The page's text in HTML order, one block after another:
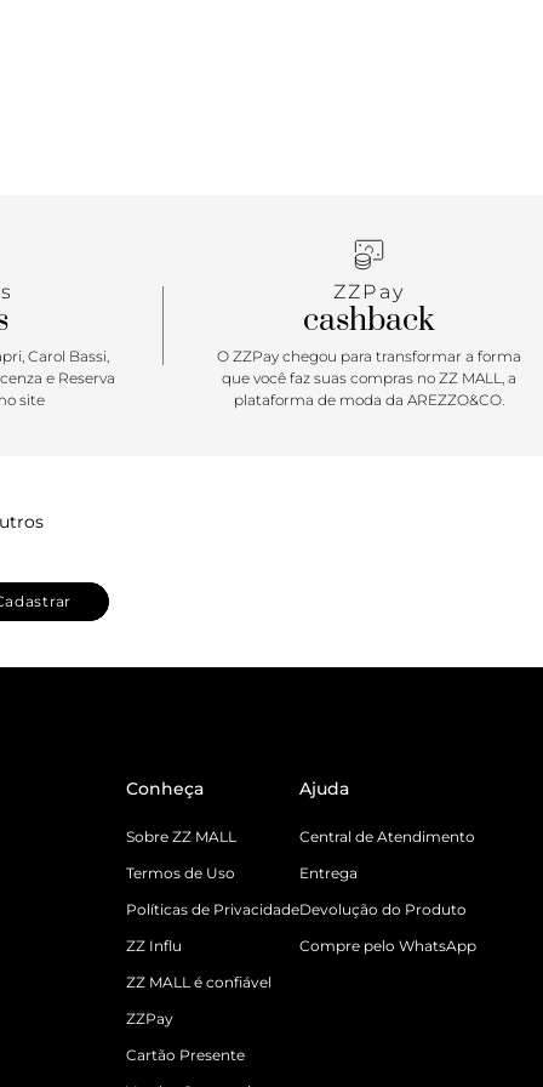
Carol Bassi,
e Reserva
site
ZZPay
cashback
O ZZPay chegou para transformar a forma
que você faz suas compras no ZZ MALL, a
plataforma de moda da AREZZO&CO.
Conheça
Sobre ZZ MALL
Termos de Uso
Políticas de Privacidade
ZZ Influ
ZZ MALL é confiável
ZZPay
Cartão Presente
Ajuda
Central de Atendimento
Entrega
Devolução do Produto
Compre pelo WhatsApp